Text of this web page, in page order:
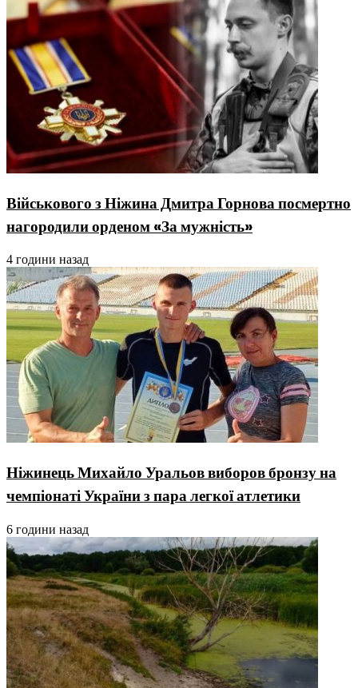
Військового з Ніжина Дмитра Горнова посмертно
нагородили орденом «За мужність»
4 години назад
Ніжинець Михайло Уральов виборов бронзу на
чемпіонаті України з пара легкої атлетики
6 години назад